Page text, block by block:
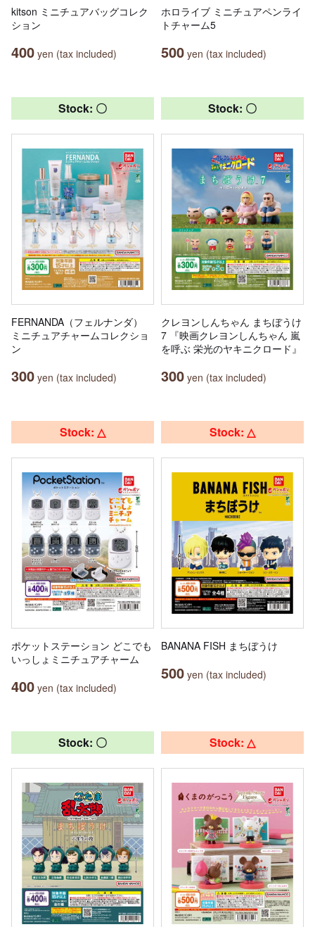
kitson ミニチュアバッグコレク
ション
400 yen (tax included)
ホロライブ ミニチュアペンライ
トチャーム5
500 yen (tax included)
Stock: 〇
FERNANDA（フェルナンダ）
ミニチュアチャームコレクショ
ン
300 yen (tax included)
Stock: 〇
クレヨンしんちゃん まちぼうけ
7 『映画クレヨンしんちゃん 嵐
を呼ぶ 栄光のヤキニクロード』
300 yen (tax included)
Stock: △
ポケットステーション どこでも
いっしょミニチュアチャーム
400 yen (tax included)
Stock: △
BANANA FISH まちぼうけ
500 yen (tax included)
Stock: 〇 Stock: △